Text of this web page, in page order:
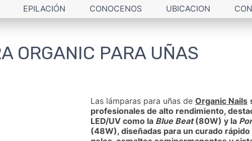
EPILACIÓN CONOCENOS UBICACION
ORGANIC PARA UÑAS
Las lámparas para uñas de Organic Nails
profesionales de alto rendimiento,
LED/UV como la Blue Beat(80W) y la
(48W), diseñadas para un curado